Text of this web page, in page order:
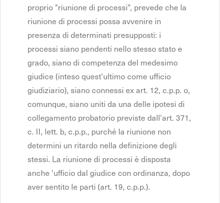
proprio "riunione di processi", prevede che la
riunione di processi possa avvenire in
presenza di determinati presupposti: i
processi siano pendenti nello stesso stato e
grado, siano di competenza del medesimo
giudice (inteso quest'ultimo come ufficio
giudiziario), siano connessi ex art. 12, c.p.p. o,
comunque, siano uniti da una delle ipotesi di
collegamento probatorio previste dall'art. 371,
c. II, lett. b, c.p.p., purché la riunione non
determini un ritardo nella definizione degli
stessi. La riunione di processi è disposta
anche 'ufficio dal giudice con ordinanza, dopo
aver sentito le parti (art. 19, c.p.p.).